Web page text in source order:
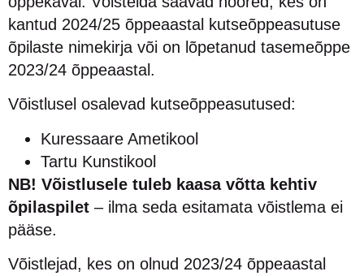
kantud 2024/25 õppeaastal kutseõppeasutuse
õpilaste nimekirja või on lõpetanud tasemeõppe
2023/24 õppeaastal.
Võistlusel osalevad kutseõppeasutused:
Kuressaare Ametikool
Tartu Kunstikool
NB! Võistlusele tuleb kaasa võtta kehtiv
õpilaspilet – ilma seda esitamata võistlema ei
pääse.
Võistlejad, kes on olnud 2023/24 õppeaastal